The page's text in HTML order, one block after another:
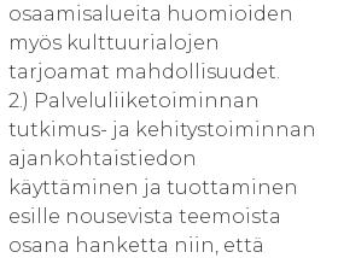
osaamisalueita huomioiden
myös kulttuurialojen
tarjoamat mahdollisuudet.
2.) Palveluliiketoiminnan
tutkimus- ja kehitystoiminnan
ajankohtaistiedon
käyttäminen ja tuottaminen
esille nousevista teemoista
osana hanketta niin, että